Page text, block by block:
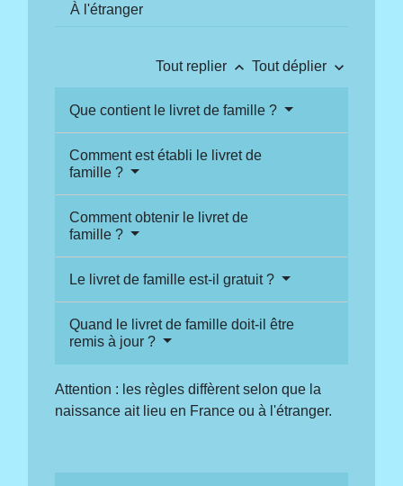
À l'étranger
Tout replier keyboard_arrow_up Tout déplier keyboard_arrow_down
Que contient le livret de famille ?
Comment est établi le livret de
famille ?
Comment obtenir le livret de
famille ?
Le livret de famille est-il gratuit ?
Quand le livret de famille doit-il être
remis à jour ?
Attention : les règles diffèrent selon que la
naissance ait lieu en France ou à l'étranger.